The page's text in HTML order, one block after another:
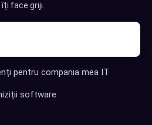
face griji.
pentru compania mea IT
software